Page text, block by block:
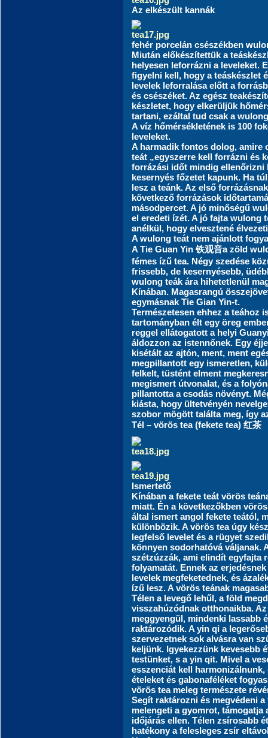
Az elkészült kannák
fehér porcelán csészékben
Miután előkészítettük a
helyesen leforrázni a leveleket.
figyelni kell, hogy a teáskészlet
levelek leforralása előtt a
és csészéket. Az egész
készletet, hogy elkerüljük
tartani, ezáltal tud csak a
A víz hőmérsékletének is 100
leveleket.
A harmadik fontos dolog, amire
teát „egyszerre kell forrázni és
forrázási időt mindig ellenőrizni
kesernyés főzetet kapunk. Ha
lesz a teánk. Az első
következő forrázások
másodpercet. A jó minőségű
el eredeti ízét. A jó fajta wulong
anélkül, hogy elvesztené
A wulong teát nem ajánlott
A Tie Guan Yin 铁观音a zöld
fémes ízű tea. Négy szedése
frissebb, de kesernyésebb,
wulong teák ára hihetetlenül
Kínában. Magasrangú
egymásnak Tie Gian Yin-t.
Természetesen ehhez a teához
tartományban élt egy öreg
reggel ellátogatott a helyi
áldozzon az istennőnek. Egy
kisétált az ajtón, ment, ment
megpillantott egy ismeretlen,
felkelt, tüstént elment
megismert útvonalat, és a
pillantotta a csodás növényt.
kiásta, hogy ültetvényén
szobor mögött találta meg, így
Tél – vörös tea (fekete tea) 红茶
Ismertető
Kínában a fekete teát vörös
miatt. Én a következőkben
által ismert angol fekete teától,
különbözik. A vörös tea úgy
legfelső levelet és a rügyet
könnyen sodorhatóvá váljanak.
szétzúzzák, ami elindít egyfajta
folyamatát. Ennek az
levelek megfeketednek, és
ízű lesz. A vörös teának
Télen a levegő lehűl, a föld
visszahúzódnak otthonaikba.
meggyengül, mindenki lassabb
raktározódik. A yin qi a
szervezetnek sok alvásra van
keljünk. Igyekezzünk kevesebb
testünket, s a yin qit. Mivel a
esszenciát kell
ételeket és gabonaféléket
vörös tea meleg természete
Segít raktározni és megvédeni
melengeti a gyomrot, támogatja
időjárás ellen. Télen zsírosabb
hatékony a felesleges zsír